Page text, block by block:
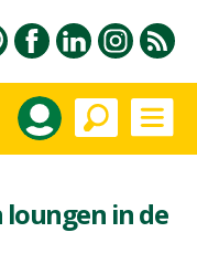
loungen in de